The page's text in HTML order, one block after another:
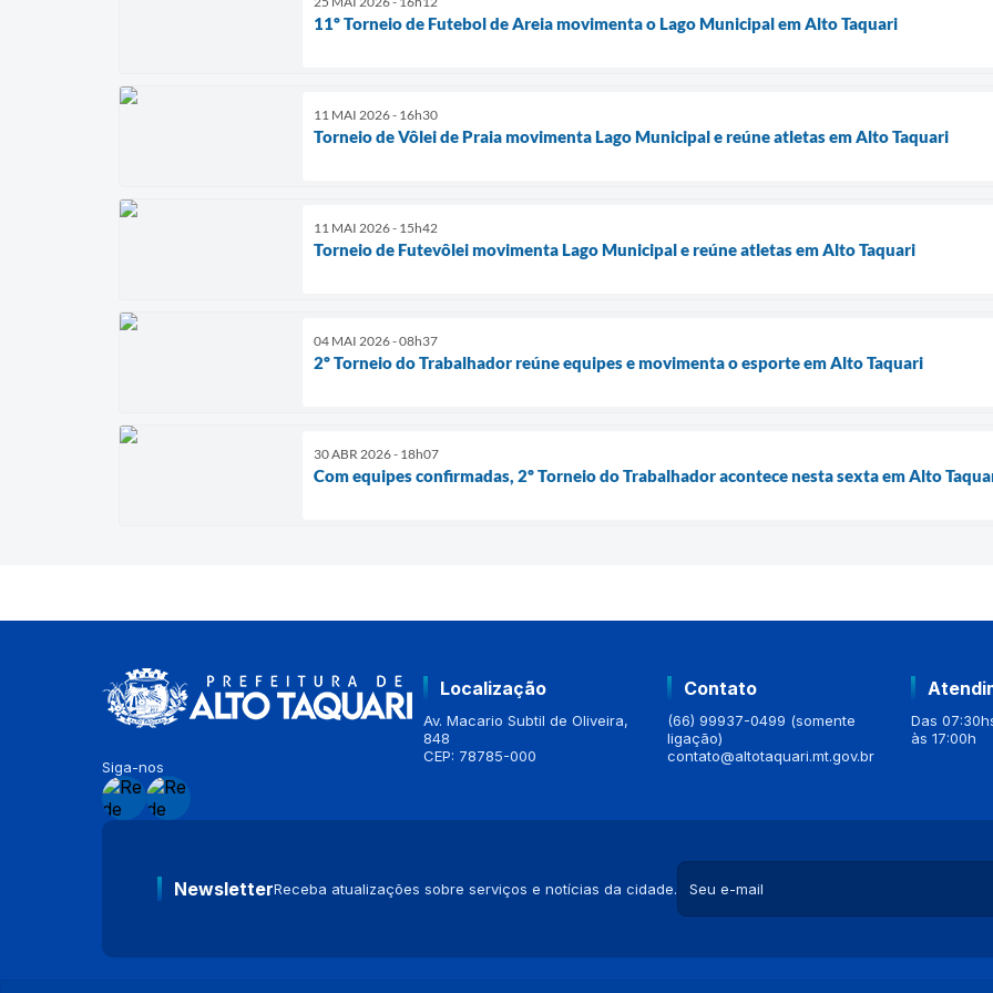
11º Torneio de Futebol de Areia movimenta o Lago Municipal em Alto Taquari
11 MAI 2026 - 16h30
Torneio de Vôlei de Praia movimenta Lago Municipal e reúne atletas em Alto Taquari
11 MAI 2026 - 15h42
Torneio de Futevôlei movimenta Lago Municipal e reúne atletas em Alto Taquari
04 MAI 2026 - 08h37
2º Torneio do Trabalhador reúne equipes e movimenta o esporte em Alto Taquari
30 ABR 2026 - 18h07
Com equipes confirmadas, 2º Torneio do Trabalhador acontece nesta sexta em Alto
Siga-nos
Localização
Av. Macario Subtil de Oliveira,
848
CEP: 78785-000
Contato
(66) 99937-0499 (somente
ligação)
contato@altotaquari.mt.gov.br
Das
às 17:00h
NewsletterReceba atualizações sobre serviços e notícias da cidade.